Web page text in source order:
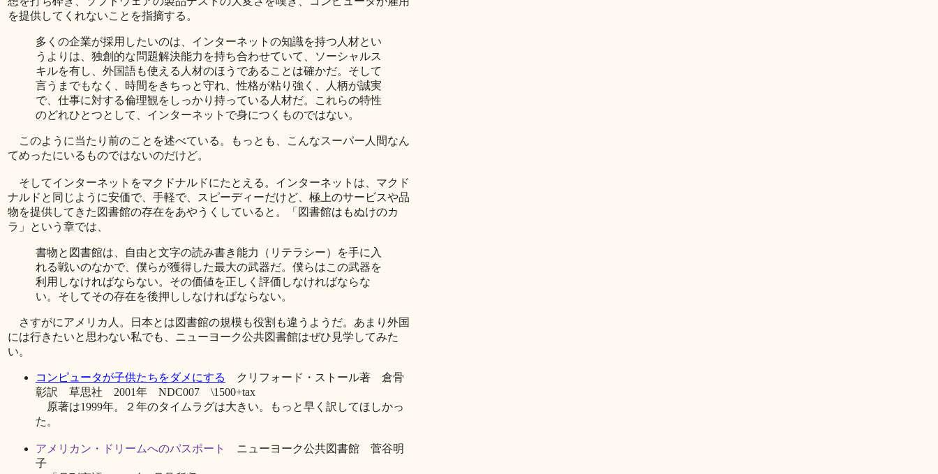
を提供してくれないことを指摘する。
多くの企業が採用したいのは、インターネットの知識を持つ人材とい
うよりは、独創的な問題解決能力を持ち合わせていて、ソーシャルス
キルを有し、外国語も使える人材のほうであることは確かだ。そして
言うまでもなく、時間をきちっと守れ、性格が粘り強く、人柄が誠実
で、仕事に対する倫理観をしっかり持っている人材だ。これらの特性
のどれひとつとして、インターネットで身につくものではない。
このように当たり前のことを述べている。もっとも、こんなスーパー人間なん
てめったにいるものではないのだけど。
そしてインターネットをマクドナルドにたとえる。インターネットは、マクド
ナルドと同じように安価で、手軽で、スピーディーだけど、極上のサービスや品
物を提供してきた図書館の存在をあやうくしていると。「図書館はもぬけのカ
ラ」という章では、
書物と図書館は、自由と文字の読み書き能力（リテラシー）を手に入
れる戦いのなかで、僕らが獲得した最大の武器だ。僕らはこの武器を
利用しなければならない。その価値を正しく評価しなければならな
い。そしてその存在を後押ししなければならない。
さすがにアメリカ人。日本とは図書館の規模も役割も違うようだ。あまり外国
には行きたいと思わない私でも、ニューヨーク公共図書館はぜひ見学してみた
い。
コンピュータが子供たちをダメにする
クリフォード・ストール著 倉骨
彰訳 草思社 2001年 NDC007 \1500+tax
原著は1999年。２年のタイムラグは大きい。もっと早く訳してほしかっ
た。
アメリカン・ドリームへのパスポート
ニューヨーク公共図書館 菅谷明
子